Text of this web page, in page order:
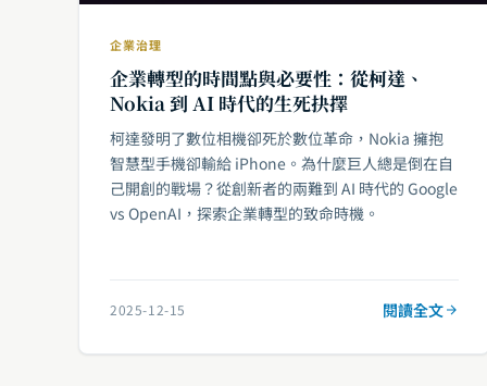
企業治理
企業轉型的時間點與必要性：從柯達、
Nokia 到 AI 時代的生死抉擇
柯達發明了數位相機卻死於數位革命，Nokia 擁抱
智慧型手機卻輸給 iPhone。為什麼巨人總是倒在自
己開創的戰場？從創新者的兩難到 AI 時代的 Google
vs OpenAI，探索企業轉型的致命時機。
2025-12-15 閱讀全文